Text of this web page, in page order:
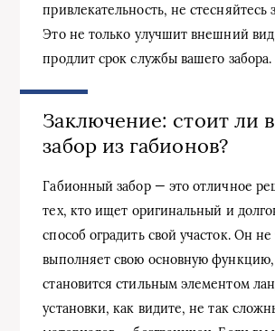
привлекательность, не стесняйтесь
Это не только улучшит внешний
продлит срок службы вашего забора.
Заключение: стоит ли
забор из габионов?
Габионный забор — это отличное
тех, кто ищет оригинальный и
способ оградить свой участок. Он не
выполняет свою основную
становится стильным элементом
установки, как видите, не так